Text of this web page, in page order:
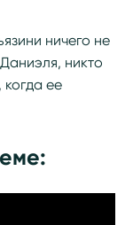
ничего не
никто
ее